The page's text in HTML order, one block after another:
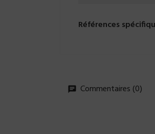
Références
Commentaires (0)